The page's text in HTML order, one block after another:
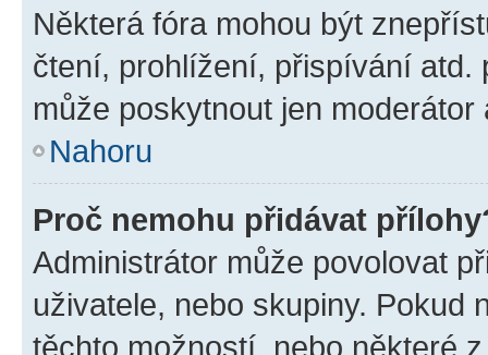
Některá fóra mohou být
čtení, prohlížení, přispívání atd.
může poskytnout jen
Nahoru
Proč nemohu přidávat
Administrátor může povolovat
uživatele, nebo skupiny. Pokud
těchto možností, nebo některé